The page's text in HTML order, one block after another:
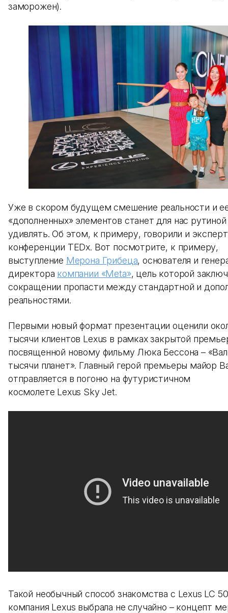
заморожен).
Уже в скором будущем смешение реальности и
«дополненных» элементов станет для нас
удивлять. Об этом, к примеру, говорили и
конференции TEDx. Вот посмотрите, к примеру,
выступление Мерона Грибеца, основателя и
директора компании «Meta», цель которой
сокращении пропасти между стандартной и
реальностями.
Первыми новый формат презентации оценили
тысячи клиентов Lexus в рамках закрытой
посвященной новому фильму Люка Бессона –
тысячи планет». Главный герой премьеры майор
отправляется в погоню на футуристичном
космолете Lexus Sky Jet.
Такой необычный способ знакомства с Lexus LC
компания Lexus выбрала не случайно – концепт